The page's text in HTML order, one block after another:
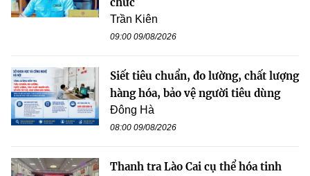
Trần Kiên
09:00 09/08/2026
Siết tiêu chuẩn, đo lường, chất lượng
hàng hóa, bảo vệ người tiêu dùng
Đông Hà
08:00 09/08/2026
Thanh tra Lào Cai cụ thể hóa tinh